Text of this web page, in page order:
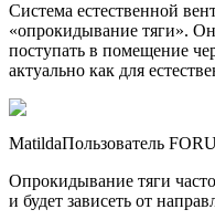
Система естественной
«опрокидывание тяги».
поступать в помещение
актуально как для
MatildaПользователь
Опрокидывание тяги
и будет зависеть от